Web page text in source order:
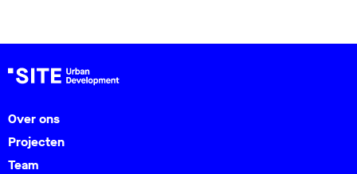
Over ons
Projecten
Team